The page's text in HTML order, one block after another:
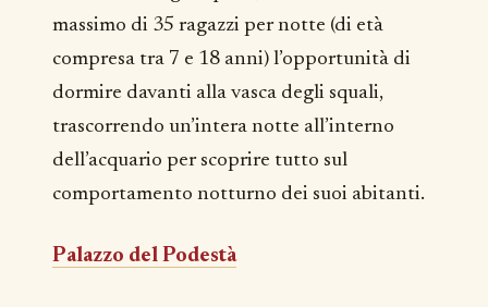
massimo di 35 ragazzi per notte (di età
compresa tra 7 e 18 anni) l’opportunità di
dormire davanti alla vasca degli squali,
trascorrendo un’intera notte all’interno
dell’acquario per scoprire tutto sul
comportamento notturno dei suoi abitanti.
Palazzo del Podestà